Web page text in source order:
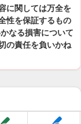
に関しては万全を
性を保証するもの
なる損害について
の責任を負いかね